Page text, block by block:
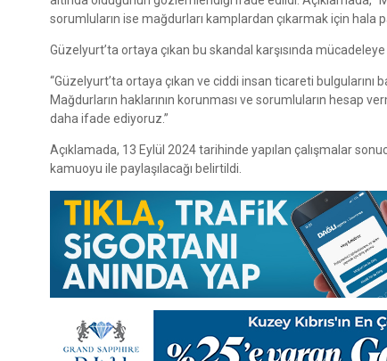
sorumluların ise mağdurları kamplardan çıkarmak için hala
Güzelyurt’ta ortaya çıkan bu skandal karşısında
“Güzelyurt’ta ortaya çıkan ve ciddi insan ticareti bulgularını
Mağdurların haklarının korunması ve sorumluların hesap
daha ifade ediyoruz.”
Açıklamada, 13 Eylül 2024 tarihinde yapılan çalışmalar
kamuoyu ile paylaşılacağı belirtildi.